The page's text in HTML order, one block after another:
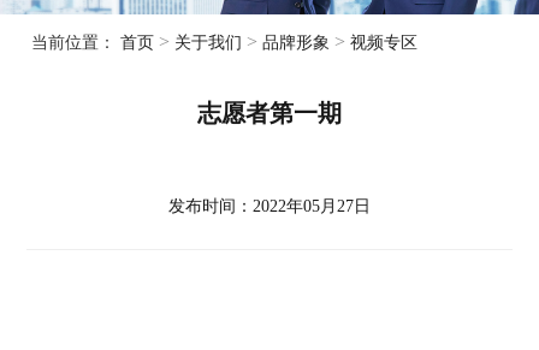
当前位置：首页 > 关于我们 >品牌形象 >视频专区
志愿者第一期
发布时间：2022年05月27日